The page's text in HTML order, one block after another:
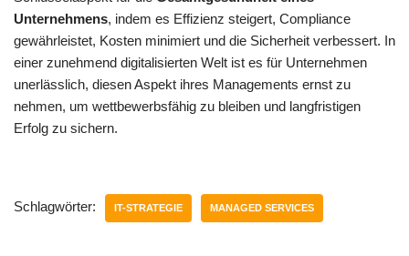
Unternehmens, indem es Effizienz steigert, Compliance
gewährleistet, Kosten minimiert und die Sicherheit verbessert. In
einer zunehmend digitalisierten Welt ist es für Unternehmen
unerlässlich, diesen Aspekt ihres Managements ernst zu
nehmen, um wettbewerbsfähig zu bleiben und langfristigen
Erfolg zu sichern.
Schlagwörter: IT-STRATEGIE MANAGED SERVICES